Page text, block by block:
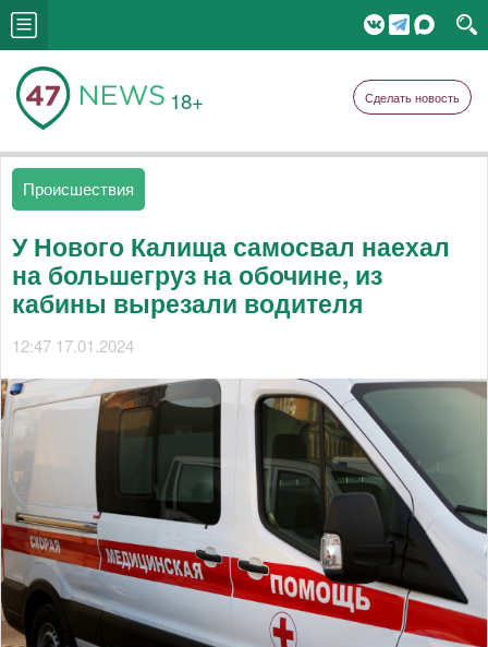
18+ Сделать новость
Происшествия
У Нового Калища самосвал наехал
на большегруз на обочине, из
кабины вырезали водителя
12:47 17.01.2024